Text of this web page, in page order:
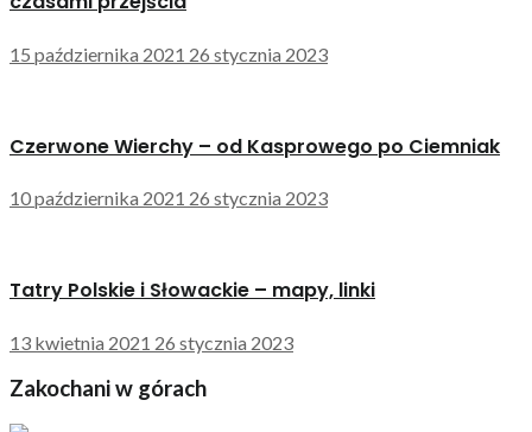
15 października 2021 26 stycznia 2023
Czerwone Wierchy – od Kasprowego po Ciemniak
10 października 2021 26 stycznia 2023
Tatry Polskie i Słowackie – mapy, linki
13 kwietnia 2021 26 stycznia 2023
Zakochani w górach